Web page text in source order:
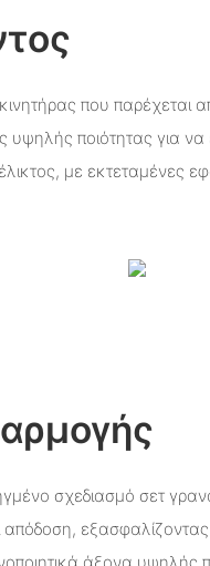
που παρέχεται
ποιότητας για να
με εκτεταμένες
σχεδιασμό σετ